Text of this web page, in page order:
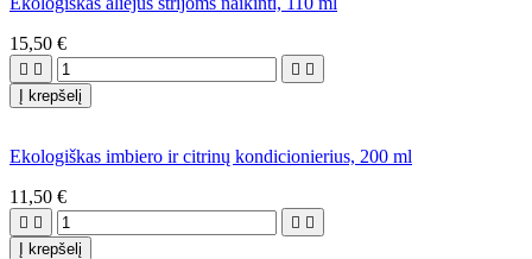
15,50 €
   
Į krepšelį
Ekologiškas imbiero ir citrinų kondicionierius, 200 ml
11,50 €
   
Į krepšelį